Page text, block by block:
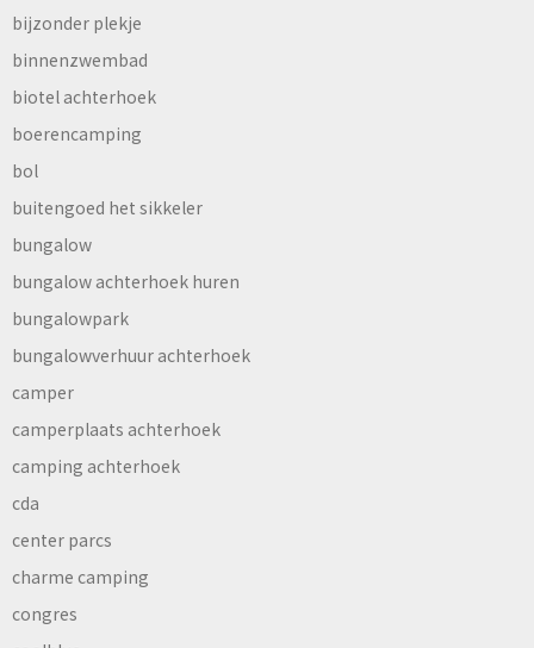
bijzonder plekje
binnenzwembad
biotel achterhoek
boerencamping
bol
buitengoed het sikkeler
bungalow
bungalow achterhoek huren
bungalowpark
bungalowverhuur achterhoek
camper
camperplaats achterhoek
camping achterhoek
cda
center parcs
charme camping
congres